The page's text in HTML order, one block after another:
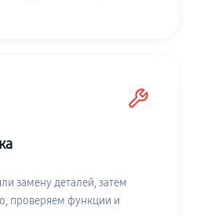
замену деталей, затем
проверяем функции и